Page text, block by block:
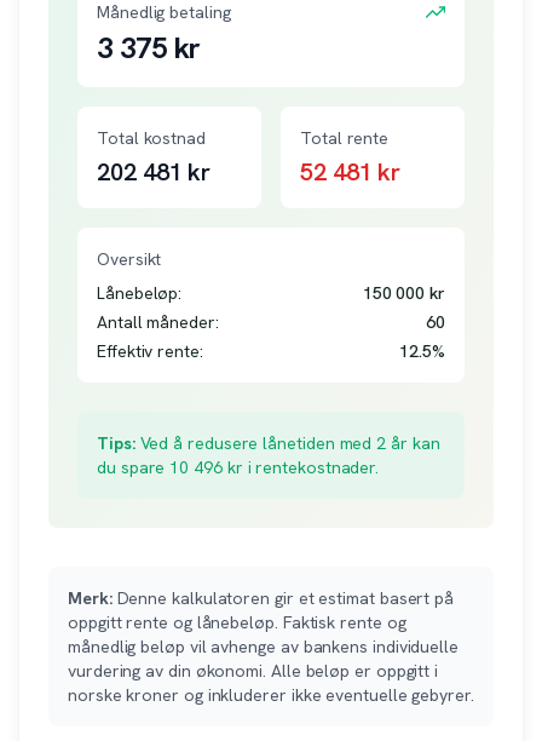
Månedlig betaling
3 375kr
Total kostnad
202 481 kr
Total rente
52 481 kr
Oversikt
Lånebeløp:
150 000 kr
Antall måneder:
60
Effektiv rente:
12.5%
Tips:Ved å redusere lånetiden med 2 år kan
du spare 10 496kr i rentekostnader.
Merk:Denne kalkulatoren gir et estimat basert på
oppgitt rente og lånebeløp. Faktisk rente og
månedlig beløp vil avhenge av bankens individuelle
vurdering av din økonomi. Alle beløp er oppgitt i
norske kroner og inkluderer ikke eventuelle gebyrer.